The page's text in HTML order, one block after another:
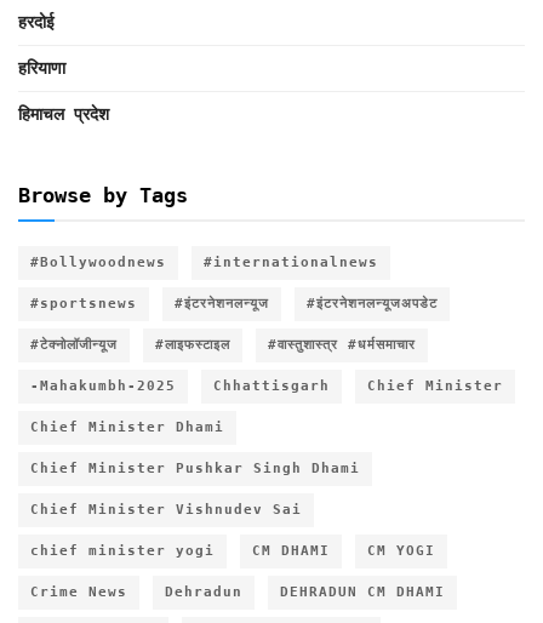
हरदोई
हरियाणा
हिमाचल प्रदेश
Browse by Tags
#Bollywoodnews #internationalnews
#sportsnews #इंटरनेशनलन्यूज #इंटरनेशनलन्यूजअपडेट
#टेक्नोलॉजीन्यूज #लाइफस्टाइल #वास्तुशास्त्र #धर्मसमाचार
-Mahakumbh-2025 Chhattisgarh Chief Minister
Chief Minister Dhami
Chief Minister Pushkar Singh Dhami
Chief Minister Vishnudev Sai
chief minister yogi CM DHAMI CM YOGI
Crime News Dehradun DEHRADUN CM DHAMI